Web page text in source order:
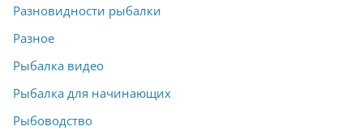
Разновидности рыбалки
Разное
Рыбалка видео
Рыбалка для начинающих
Рыбоводство